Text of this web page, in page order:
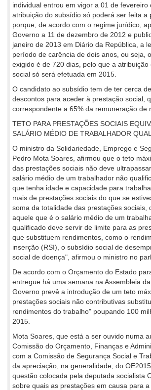
individual entrou em vigor a 01 de fevereiro
atribuição do subsídio só poderá ser feita a
porque, de acordo com o regime jurídico,
Governo a 11 de dezembro de 2012 e
janeiro de 2013 em Diário da República, a
período de carência de dois anos, ou seja,
exigido é de 720 dias, pelo que a
social só será efetuada em 2015.
O candidato ao subsídio tem de ter cerca
descontos para aceder à prestação social,
correspondente a 65% da remuneração de
TETO PARA PRESTAÇÕES SOCIAIS
SALÁRIO MÉDIO DE TRABALHADOR
O ministro da Solidariedade, Emprego e
Pedro Mota Soares, afirmou que o teto
das prestações sociais não deve
salário médio de um trabalhador não
que tenha idade e capacidade para
mais de prestações sociais do que se
soma da totalidade das prestações sociais,
aquele que é o salário médio de um
qualificado deve servir de limite para as
que substituem rendimentos, como o
inserção (RSI), o subsídio social de
social de doença", afirmou o ministro no
De acordo com o Orçamento do Estado
entregue há uma semana na Assembleia
Governo prevê a introdução de um teto
prestações sociais não contributivas
rendimentos do trabalho" poupando 100
2015.
Mota Soares, que está a ser ouvido numa
Comissão do Orçamento, Finanças e
com a Comissão de Segurança Social e
da apreciação, na generalidade, do
questão colocada pela deputada socialista
sobre quais as prestações em causa para